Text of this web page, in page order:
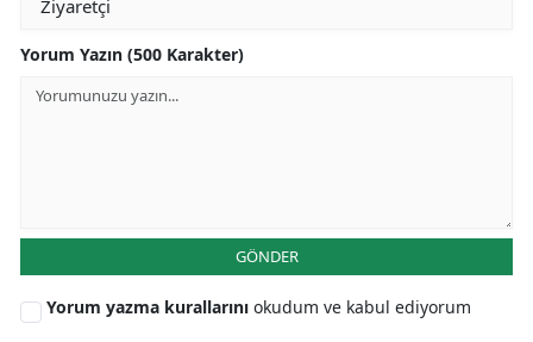
Yorum Yazın (500 Karakter)
GÖNDER
Yorum yazma kurallarını okudum ve kabul ediyorum